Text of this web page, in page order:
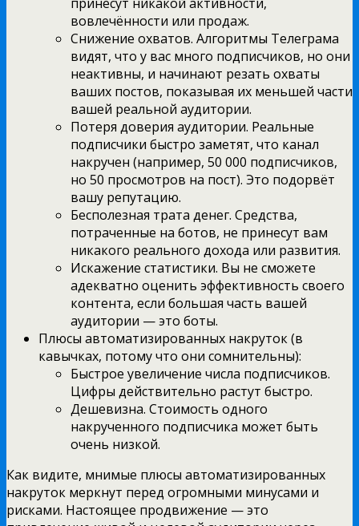
вовлечённости или продаж.
Снижение охватов. Алгоритмы Телеграма
видят, что у вас много подписчиков, но они
неактивны, и начинают резать охваты
ваших постов, показывая их меньшей части
вашей реальной аудитории.
Потеря доверия аудитории. Реальные
подписчики быстро заметят, что канал
накручен (например, 50 000 подписчиков,
но 50 просмотров на пост). Это подорвёт
вашу репутацию.
Бесполезная трата денег. Средства,
потраченные на ботов, не принесут вам
никакого реального дохода или развития.
Искажение статистики. Вы не сможете
адекватно оценить эффективность своего
контента, если большая часть вашей
аудитории — это боты.
Плюсы автоматизированных накруток (в
кавычках, потому что они сомнительны):
Быстрое увеличение числа подписчиков.
Цифры действительно растут быстро.
Дешевизна. Стоимость одного
накрученного подписчика может быть
очень низкой.
Как видите, мнимые плюсы автоматизированных
накруток меркнут перед огромными минусами и
рисками. Настоящее продвижение — это